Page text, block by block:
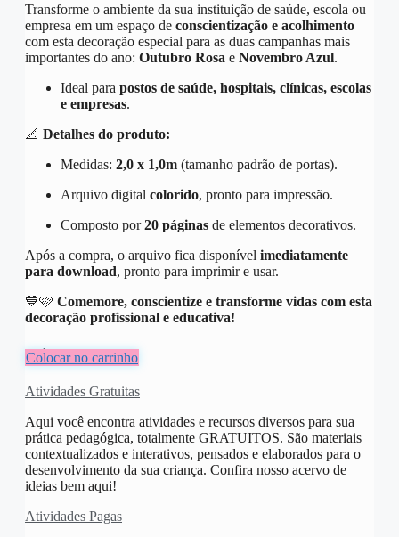
Transforme o ambiente da sua instituição de saúde, escola ou
empresa em um espaço de conscientização e acolhimento
com esta decoração especial para as duas campanhas mais
importantes do ano: Outubro Rosa e Novembro Azul.
Ideal para postos de saúde, hospitais, clínicas, escolas
e empresas.
📐 Detalhes do produto:
Medidas: 2,0 x 1,0m (tamanho padrão de portas).
Arquivo digital colorido, pronto para impressão.
Composto por20 páginas de elementos decorativos.
Após a compra, o arquivo fica disponível imediatamente
para download, pronto para imprimir e usar.
💙🩷 Comemore, conscientize e transforme vidas com esta
decoração profissional e educativa!
R$8,00
Colocar no carrinho
Atividades Gratuitas
Aqui você encontra atividades e recursos diversos para sua
prática pedagógica, totalmente GRATUITOS. São materiais
contextualizados e interativos, pensados e elaborados para o
desenvolvimento da sua criança. Confira nosso acervo de
ideias bem aqui!
Atividades Pagas